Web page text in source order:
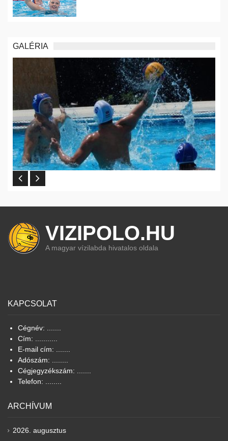
GALÉRIA
VIZIPOLO.HU
A magyar vízilabda hivatalos oldala
KAPCSOLAT
Cégnév: .......
Cím: ...........
E-mail cím: .......
Adószám: ........
Cégjegyzékszám: .......
Telefon: ........
ARCHÍVUM
2026. augusztus